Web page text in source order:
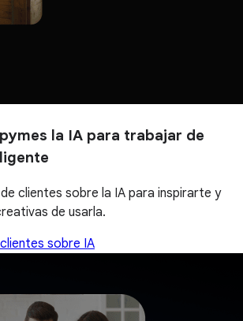
la IA para trabajar de
clientes sobre la IA para inspirarte y
de usarla.
sobre IA